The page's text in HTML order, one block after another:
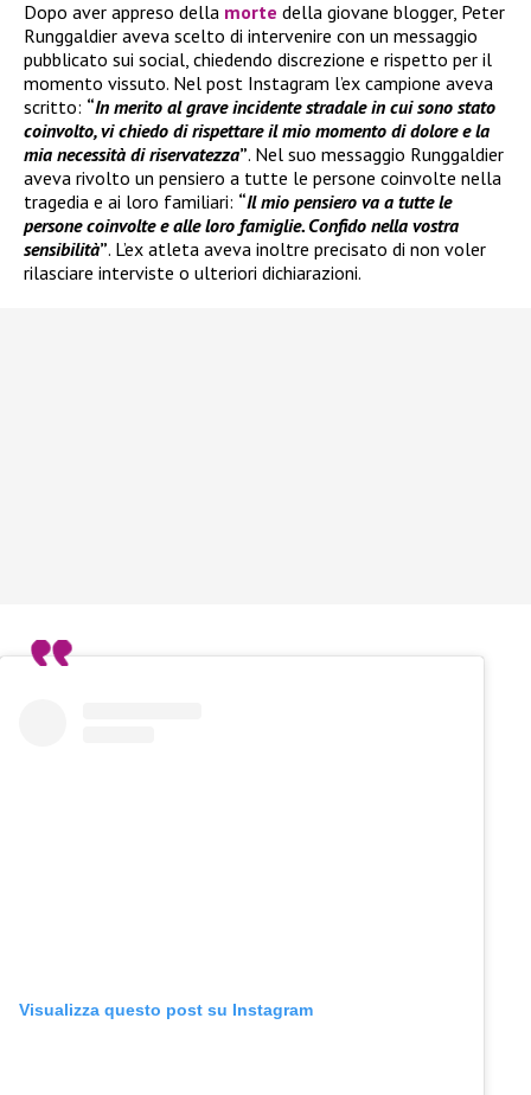
Dopo aver appreso della morte della giovane blogger, Peter
Runggaldier aveva scelto di intervenire con un messaggio
pubblicato sui social, chiedendo discrezione e rispetto per il
momento vissuto. Nel post Instagram l’ex campione aveva
scritto: “In merito al grave incidente stradale in cui sono stato
coinvolto, vi chiedo di rispettare il mio momento di dolore e la
mia necessità di riservatezza”. Nel suo messaggio Runggaldier
aveva rivolto un pensiero a tutte le persone coinvolte nella
tragedia e ai loro familiari: “Il mio pensiero va a tutte le
persone coinvolte e alle loro famiglie. Confido nella vostra
sensibilità”. L’ex atleta aveva inoltre precisato di non voler
rilasciare interviste o ulteriori dichiarazioni.
Visualizza questo post su Instagram